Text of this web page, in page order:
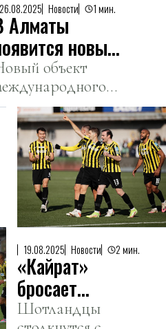
26.08.2025 Новости 1 мин.
Алматы
новый
уровня
объект
появится
между
Кульджинским и
Талгарским
трактами.
19.08.2025 Новости 2 мин.
«Кайрат»
бросает
вызов
Шотландцы